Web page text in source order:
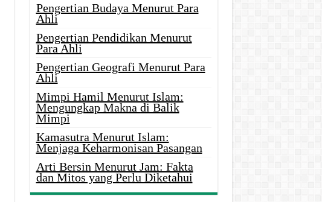
Pengertian Budaya Menurut Para
Ahli
Pengertian Pendidikan Menurut
Para Ahli
Pengertian Geografi Menurut Para
Ahli
Mimpi Hamil Menurut Islam:
Mengungkap Makna di Balik
Mimpi
Kamasutra Menurut Islam:
Menjaga Keharmonisan Pasangan
Arti Bersin Menurut Jam: Fakta
dan Mitos yang Perlu Diketahui